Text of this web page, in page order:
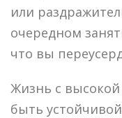
или
очередном
что вы
Жизнь с
быть